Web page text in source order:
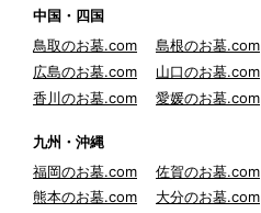
中国・四国
鳥取のお墓.com
島根のお墓.com
広島のお墓.com
山口のお墓.com
香川のお墓.com
愛媛のお墓.com
九州・沖縄
福岡のお墓.com
佐賀のお墓.com
熊本のお墓.com
大分のお墓.com